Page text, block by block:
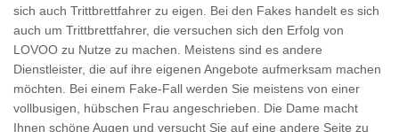
sich auch Trittbrettfahrer zu eigen. Bei den Fakes handelt es sich
auch um Trittbrettfahrer, die versuchen sich den Erfolg von
LOVOO zu Nutze zu machen. Meistens sind es andere
Dienstleister, die auf ihre eigenen Angebote aufmerksam machen
möchten. Bei einem Fake-Fall werden Sie meistens von einer
vollbusigen, hübschen Frau angeschrieben. Die Dame macht
Ihnen schöne Augen und versucht Sie auf eine andere Seite zu